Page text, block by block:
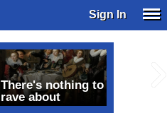
Sign In
There's nothing to
rave about